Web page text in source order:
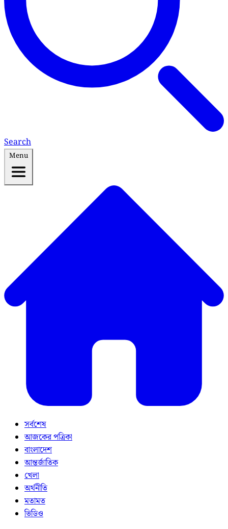
Search
Menu
সর্বশেষ
আজকের পত্রিকা
বাংলাদেশ
আন্তর্জাতিক
খেলা
অর্থনীতি
মতামত
ভিডিও